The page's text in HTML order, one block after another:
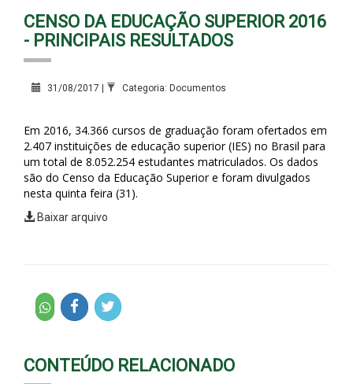
CENSO DA EDUCAÇÃO SUPERIOR 2016
- PRINCIPAIS RESULTADOS
31/08/2017 | Categoria: Documentos
Em 2016, 34.366 cursos de graduação foram ofertados em
2.407 instituições de educação superior (IES) no Brasil para
um total de 8.052.254 estudantes matriculados. Os dados
são do Censo da Educação Superior e foram divulgados
nesta quinta feira (31).
Baixar arquivo
CONTEÚDO RELACIONADO